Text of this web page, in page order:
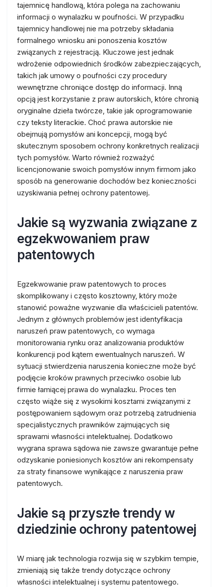
tajemnicę handlową, która polega na zachowaniu
informacji o wynalazku w poufności. W przypadku
tajemnicy handlowej nie ma potrzeby składania
formalnego wniosku ani ponoszenia kosztów
związanych z rejestracją. Kluczowe jest jednak
wdrożenie odpowiednich środków zabezpieczających,
takich jak umowy o poufności czy procedury
wewnętrzne chroniące dostęp do informacji. Inną
opcją jest korzystanie z praw autorskich, które chronią
oryginalne dzieła twórcze, takie jak oprogramowanie
czy teksty literackie. Choć prawa autorskie nie
obejmują pomysłów ani koncepcji, mogą być
skutecznym sposobem ochrony konkretnych realizacji
tych pomysłów. Warto również rozważyć
licencjonowanie swoich pomysłów innym firmom jako
sposób na generowanie dochodów bez konieczności
uzyskiwania pełnej ochrony patentowej.
Jakie są wyzwania związane z
egzekwowaniem praw
patentowych
Egzekwowanie praw patentowych to proces
skomplikowany i często kosztowny, który może
stanowić poważne wyzwanie dla właścicieli patentów.
Jednym z głównych problemów jest identyfikacja
naruszeń praw patentowych, co wymaga
monitorowania rynku oraz analizowania produktów
konkurencji pod kątem ewentualnych naruszeń. W
sytuacji stwierdzenia naruszenia konieczne może być
podjęcie kroków prawnych przeciwko osobie lub
firmie łamiącej prawa do wynalazku. Proces ten
często wiąże się z wysokimi kosztami związanymi z
postępowaniem sądowym oraz potrzebą zatrudnienia
specjalistycznych prawników zajmujących się
sprawami własności intelektualnej. Dodatkowo
wygrana sprawa sądowa nie zawsze gwarantuje pełne
odzyskanie poniesionych kosztów ani rekompensaty
za straty finansowe wynikające z naruszenia praw
patentowych.
Jakie są przyszłe trendy w
dziedzinie ochrony patentowej
W miarę jak technologia rozwija się w szybkim tempie,
zmieniają się także trendy dotyczące ochrony
własności intelektualnej i systemu patentowego.